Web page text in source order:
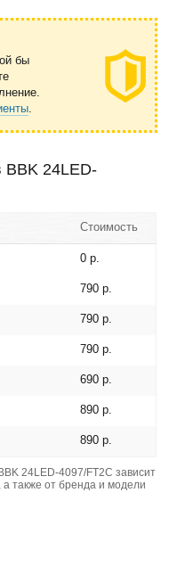
бы
.
BBK 24LED-
Стоимость
0 р.
790 р.
790 р.
790 р.
690 р.
890 р.
890 р.
24LED-4097/FT2C зависит
а также от бренда и модели